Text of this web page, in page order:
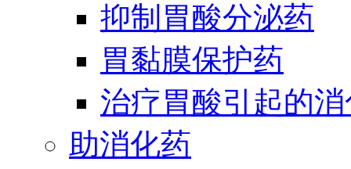
抑制胃酸分泌药
胃黏膜保护药
治疗胃酸引起的
助消化药